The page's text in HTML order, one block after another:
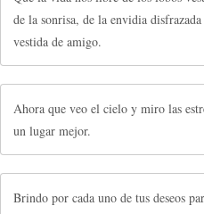
de la sonrisa, de la envidia
vestida de amigo.
Ahora que veo el cielo y miro las
un lugar mejor.
Brindo por cada uno de tus deseos